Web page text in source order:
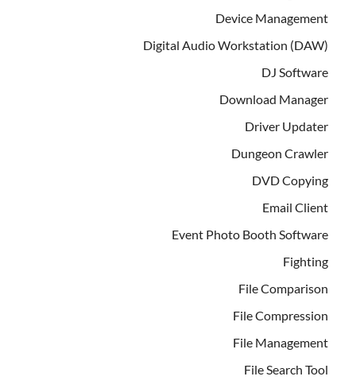
Device Management
Digital Audio Workstation (DAW)
DJ Software
Download Manager
Driver Updater
Dungeon Crawler
DVD Copying
Email Client
Event Photo Booth Software
Fighting
File Comparison
File Compression
File Management
File Search Tool